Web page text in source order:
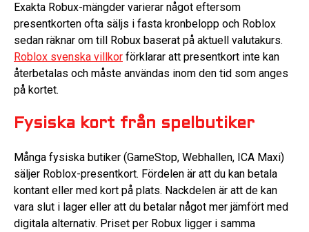
Exakta Robux-mängder varierar något eftersom
presentkorten ofta säljs i fasta kronbelopp och Roblox
sedan räknar om till Robux baserat på aktuell valutakurs.
Roblox svenska villkor förklarar att presentkort inte kan
återbetalas och måste användas inom den tid som anges
på kortet.
Fysiska kort från spelbutiker
Många fysiska butiker (GameStop, Webhallen, ICA Maxi)
säljer Roblox-presentkort. Fördelen är att du kan betala
kontant eller med kort på plats. Nackdelen är att de kan
vara slut i lager eller att du betalar något mer jämfört med
digitala alternativ. Priset per Robux ligger i samma